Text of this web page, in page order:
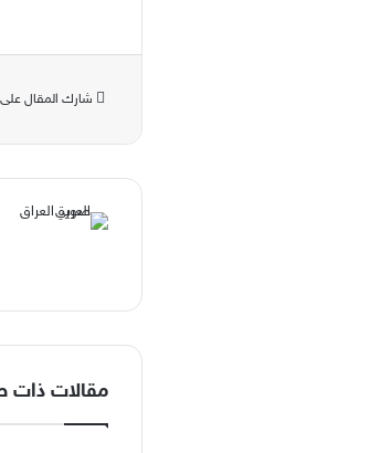
شارك المقال
مقالات ذات